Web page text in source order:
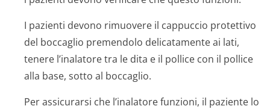
I pazienti devono rimuovere il cappuccio protettivo
del boccaglio premendolo delicatamente ai lati,
tenere l’inalatore tra le dita e il pollice con il pollice
alla base, sotto al boccaglio.
Per assicurarsi che l’inalatore funzioni, il paziente lo